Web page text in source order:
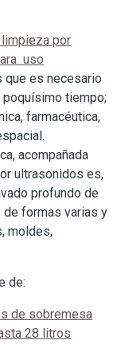
por
uso
que es necesario
tiempo;
farmacéutica,
acompañada
ultrasonidos es,
profundo de
formas varias y
moldes,
de:
de sobremesa
28 litros